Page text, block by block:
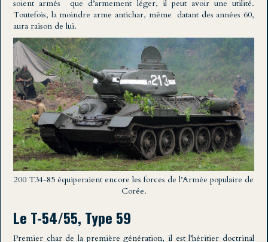
soient armés que d’armement léger, il peut avoir une utilité.
Toutefois, la moindre arme antichar, même datant des années 60,
aura raison de lui.
200 T34-85 équiperaient encore les forces de l’Armée populaire de
Corée.
Le T-54/55, Type 59
Premier char de la première génération, il est l’héritier doctrinal